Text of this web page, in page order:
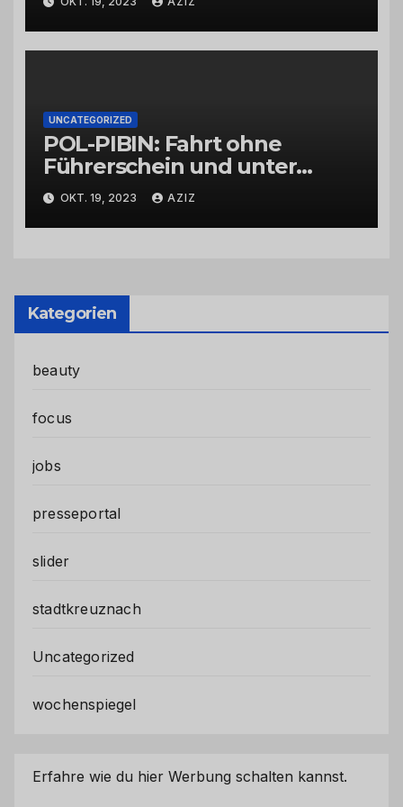
UNCATEGORIZED
POL-PIBIN: Fahrt ohne
Führerschein und unter
Einfluss von Drogen
OKT. 19, 2023 AZIZ
Kategorien
beauty
focus
jobs
presseportal
slider
stadtkreuznach
Uncategorized
wochenspiegel
Erfahre wie du hier Werbung schalten kannst.